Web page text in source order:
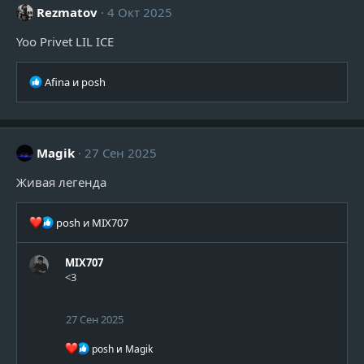
Rezmatov 4 Окт 2025
Yoo Privet LIL ICE
Р
к
и
:
Afina и posh
Magik 27 Сен 2025
Живая легенда
Р
posh и MIX707
MIX707
<3
27 Сен 2025
Р
posh и Magik